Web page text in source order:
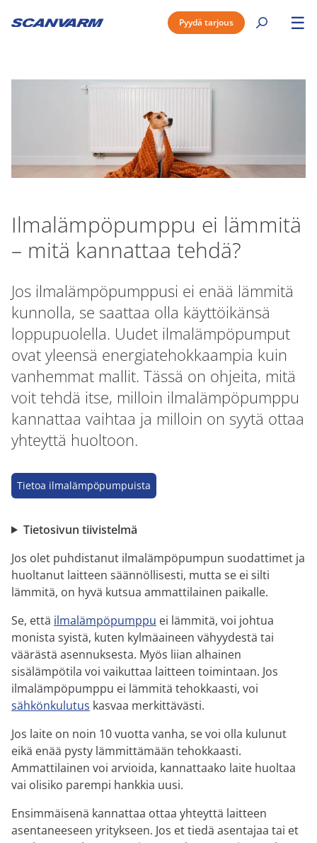
Pyydä tarjous ☰
Ilmalämpöpumppu ei lämmitä
– mitä kannattaa tehdä?
Jos ilmalämpöpumppusi ei enää lämmitä
kunnolla, se saattaa olla käyttöikänsä
loppupuolella. Uudet ilmalämpöpumput
ovat yleensä energiatehokkaampia kuin
vanhemmat mallit. Tässä on ohjeita, mitä
voit tehdä itse, milloin ilmalämpöpumppu
kannattaa vaihtaa ja milloin on syytä ottaa
yhteyttä huoltoon.
Tietoa ilmalämpöpumpuista
Tietosivun tiivistelmä
Jos olet puhdistanut ilmalämpöpumpun suodattimet ja
huoltanut laitteen säännöllisesti, mutta se ei silti
lämmitä, on hyvä kutsua ammattilainen paikalle.
Se, että ilmalämpöpumppu ei lämmitä, voi johtua
monista syistä, kuten kylmäaineen vähyydestä tai
väärästä asennuksesta. Myös liian alhainen
sisälämpötila voi vaikuttaa laitteen toimintaan. Jos
ilmalämpöpumppu ei lämmitä tehokkaasti, voi
sähkönkulutus kasvaa merkittävästi.
Jos laite on noin 10 vuotta vanha, se voi olla kulunut
eikä enää pysty lämmittämään tehokkaasti.
Ammattilainen voi arvioida, kannattaako laite huoltaa
vai olisiko parempi hankkia uusi.
Ensimmäisenä kannattaa ottaa yhteyttä laitteen
asentaneeseen yritykseen. Jos et tiedä asentajaa tai et